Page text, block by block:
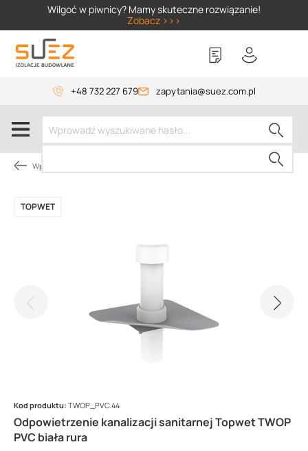
Wilgoć w piwnicy? Mamy skuteczne rozwiązanie!
Zobacz >>>
+48 732 227 679 zapytania@suez.com.pl
Wpusty i akcesoria
Odpowietrzenie kanalizacji sanitarnej Topwet TWOP
PVC biała rura
TOPWET
Kod produktu: TWOP_PVC.44